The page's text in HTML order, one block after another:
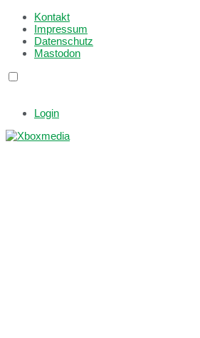
Kontakt
Impressum
Datenschutz
Mastodon
Login